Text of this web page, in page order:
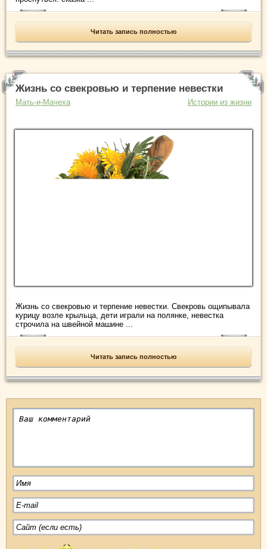
Читать запись полностью
Жизнь со свекровью и терпение невестки
Мать-и-Мачеха Истории из жизни
Жизнь со свекровью и терпение невестки. Свекровь ощипывала
курицу возле крыльца, дети играли на полянке, невестка
строчила на швейной машине ...
Читать запись полностью